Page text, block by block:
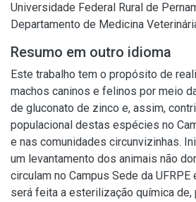
Universidade Federal Rural de
Departamento de Medicina
Resumo em outro idioma
Este trabalho tem o propósito de
machos caninos e felinos por meio
de gluconato de zinco e, assim,
populacional destas espécies no
e nas comunidades circunvizinhas.
um levantamento dos animais não
circulam no Campus Sede da
será feita a esterilização química de,